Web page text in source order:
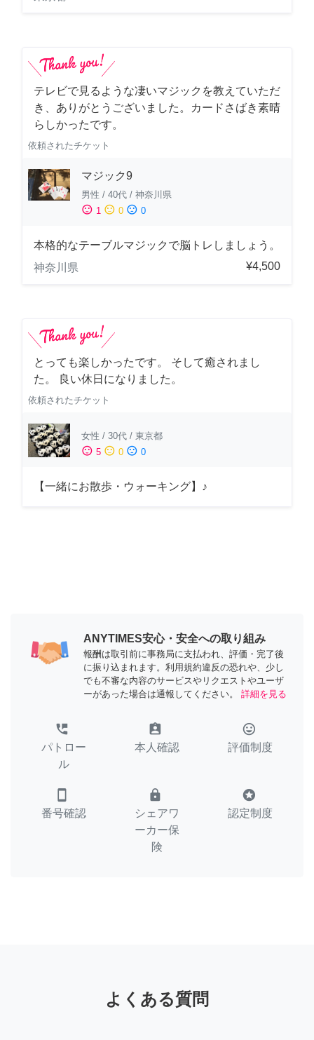
テレビで見るような凄いマジックを教えていただ
き、ありがとうございました。カードさばき素晴
らしかったです。
依頼されたチケット
マジック9
男性 / 40代 / 神奈川県
sentiment_satisfied 1 sentiment_neutral 0 sentiment_dissatisfied 0
本格的なテーブルマジックで脳トレしましょう。
神奈川県
¥4,500
とっても楽しかったです。 そして癒されまし
た。 良い休日になりました。
依頼されたチケット
女性 / 30代 / 東京都
sentiment_satisfied 5 sentiment_neutral 0 sentiment_dissatisfied 0
【一緒にお散歩・ウォーキング】♪
ANYTIMES安心・安全への取り組み
報酬は取引前に事務局に支払われ、評価・完了後
に振り込まれます。利用規約違反の恐れや、少し
でも不審な内容のサービスやリクエストやユーザ
ーがあった場合は通報してください。
詳細を見る
perm_phone_msg
パトロー
ル
assignment_ind
本人確認
tag_faces
評価制度
smartphone
番号確認
lock
シェアワ
ーカー保
険
stars
認定制度
よくある質問